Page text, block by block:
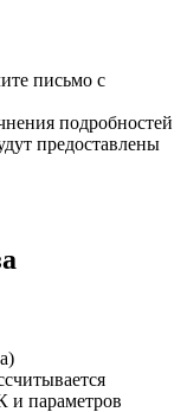
письмо с
подробностей
предоставлены
и параметров